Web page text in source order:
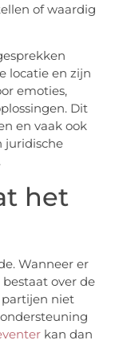
of waardig
locatie en zijn
emoties,
Dit
en vaak ook
juridische
het
Wanneer er
over de
partijen niet
kan dan